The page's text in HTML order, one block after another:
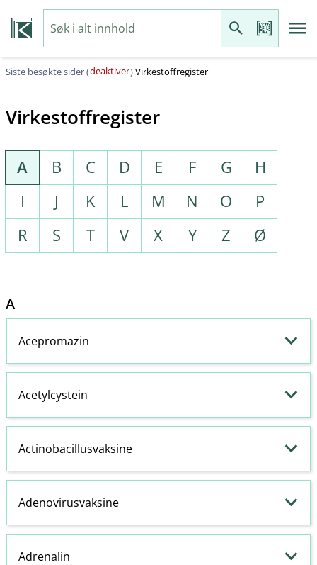
Siste besøkte sider (deaktiver)Virkestoffregister
Virkestoffregister
A B C D E F G
H
I
J K L M N O
P
R
S T V X Y Z Ø
A
Acepromazin
Acetylcystein
Actinobacillusvaksine
Adenovirusvaksine
Adrenalin